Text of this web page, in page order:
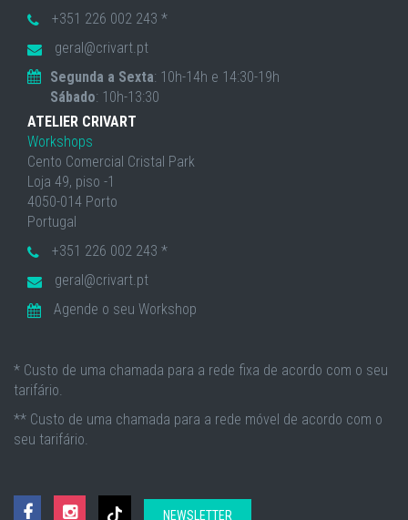
+351 226 002 243 *
geral@crivart.pt
Segunda a Sexta: 10h-14h e 14:30-19h
Sábado: 10h-13:30
ATELIER CRIVART
Workshops
Cento Comercial Cristal Park
Loja 49, piso -1
4050-014 Porto
Portugal
+351 226 002 243 *
geral@crivart.pt
Agende o seu Workshop
* Custo de uma chamada para a rede fixa de acordo com o seu
tarifário.
** Custo de uma chamada para a rede móvel de acordo com o
seu tarifário.
NEWSLETTER